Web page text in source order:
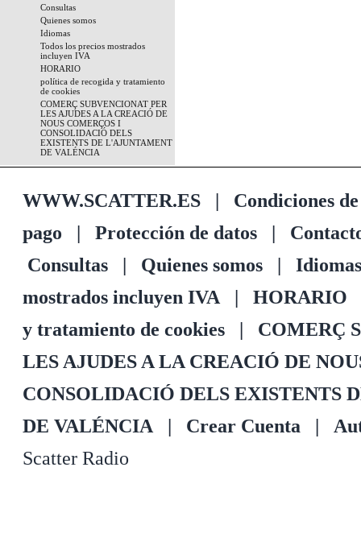
Consultas
Quienes somos
Idiomas
Todos los precios mostrados
incluyen IVA
HORARIO
política de recogida y tratamiento
de cookies
COMERÇ SUBVENCIONAT PER
LES AJUDES A LA CREACIÓ DE
NOUS COMERÇOS I
CONSOLIDACIÓ DELS
EXISTENTS DE L'AJUNTAMENT
DE VALÉNCIA
WWW.SCATTER.ES | Condiciones
pago | Protección de datos |
Consultas | Quienes somos | Idiomas
mostrados incluyen IVA | HORARIO
y tratamiento de cookies | COMERÇ
LES AJUDES A LA CREACIÓ DE
CONSOLIDACIÓ DELS EXISTENTS
DE VALÉNCIA | Crear Cuenta |
Scatter Radio